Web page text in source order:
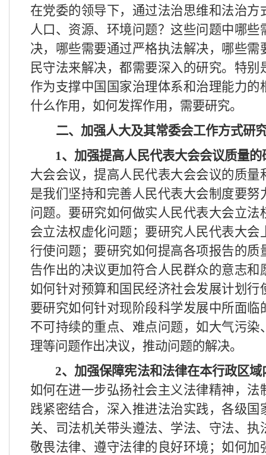
在党委的领导下，通过法治思维和法治方
人口、资源、环境问题？这些问题中哪些
决，哪些需要通过严格执法解决，哪些需
民守法来解决，都需要深入的研究。特别
作为支撑中国国家治理体系和治理能力的
什么作用，如何发挥作用，需要研究。
二、加强人大及其常委会工作方式研
1、加强提高人民代表大会会议质量的
大会会议，提高人民代表大会会议的质量
是我们坚持和完善人民代表大会制度要努
问题。要研究如何做实人民代表大会立法
会立法权虚化问题；要研究人民代表大会
行使问题；要研究如何提高各项报告的质
告作出的决议更加符合人民群众的意志和
如何针对预算和国民经济社会发展计划行
要研究如何针对现阶段科学发展中所面临
不可持续的重点、难点问题，如大气污染
理等问题作出决议，推动问题的解决。
2、加强保障宪法和法律在本行政区
如何在进一步弘扬社会主义法律精神，法
践紧密结合，深入推进法治实践，各级国
关、司法机关带头遵法、学法、守法、执
敬畏法律、遵守法律的良好环境；如何加